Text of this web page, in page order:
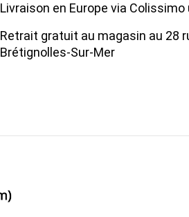
Livraison en Europe via
Retrait gratuit au magasin au 28
Brétignolles-Sur-Mer